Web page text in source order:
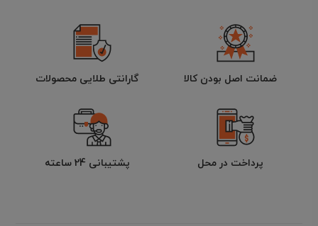
ضمانت اصل بودن کالا گارانتی طلایی محصولات
پرداخت در محل پشتیبانی 24 ساعته